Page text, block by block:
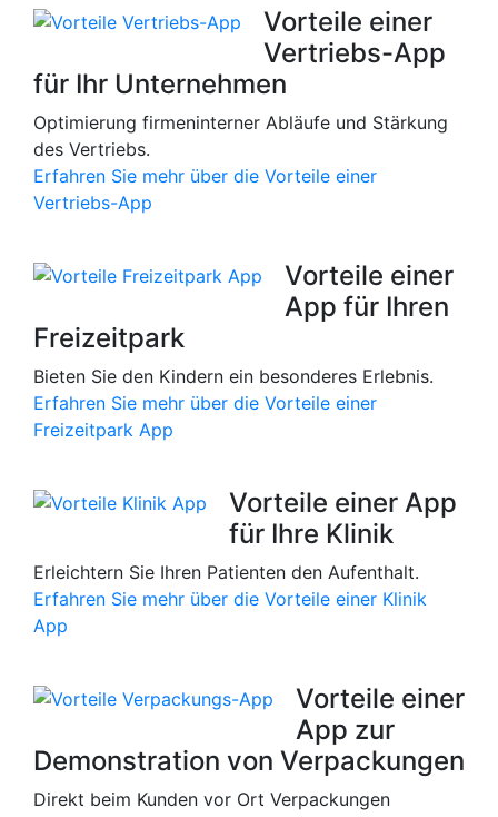
Vorteile einer
Vertriebs-App
für Ihr Unternehmen
Optimierung firmeninterner Abläufe und Stärkung
des Vertriebs.
Erfahren Sie mehr über die Vorteile einer
Vertriebs-App
Vorteile einer
App für Ihren
Freizeitpark
Bieten Sie den Kindern ein besonderes Erlebnis.
Erfahren Sie mehr über die Vorteile einer
Freizeitpark App
Vorteile einer App
für Ihre Klinik
Erleichtern Sie Ihren Patienten den Aufenthalt.
Erfahren Sie mehr über die Vorteile einer Klinik
App
Vorteile einer
App zur
Demonstration von Verpackungen
Direkt beim Kunden vor Ort Verpackungen